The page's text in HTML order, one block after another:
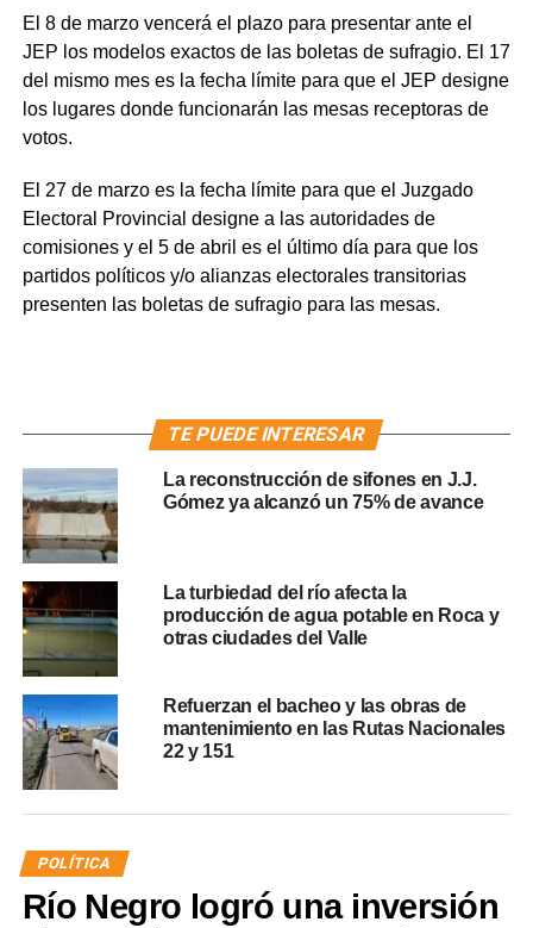
El 8 de marzo vencerá el plazo para presentar ante el
JEP los modelos exactos de las boletas de sufragio. El 17
del mismo mes es la fecha límite para que el JEP designe
los lugares donde funcionarán las mesas receptoras de
votos.
El 27 de marzo es la fecha límite para que el Juzgado
Electoral Provincial designe a las autoridades de
comisiones y el 5 de abril es el último día para que los
partidos políticos y/o alianzas electorales transitorias
presenten las boletas de sufragio para las mesas.
TE PUEDE INTERESAR
La reconstrucción de sifones en J.J.
Gómez ya alcanzó un 75% de avance
La turbiedad del río afecta la
producción de agua potable en Roca y
otras ciudades del Valle
Refuerzan el bacheo y las obras de
mantenimiento en las Rutas Nacionales
22 y 151
POLÍTICA
Río Negro logró una inversión